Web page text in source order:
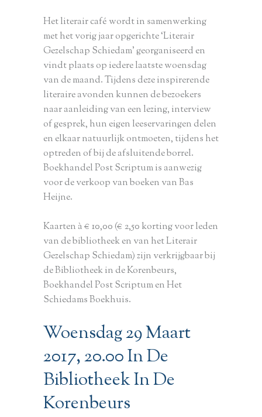
Het literair café wordt in samenwerking
met het vorig jaar opgerichte ‘Literair
Gezelschap Schiedam’ georganiseerd en
vindt plaats op iedere laatste woensdag
van de maand. Tijdens deze inspirerende
literaire avonden kunnen de bezoekers
naar aanleiding van een lezing, interview
of gesprek, hun eigen leeservaringen delen
en elkaar natuurlijk ontmoeten, tijdens het
optreden of bij de afsluitende borrel.
Boekhandel Post Scriptum is aanwezig
voor de verkoop van boeken van Bas
Heijne.
Kaarten à € 10,00 (€ 2,50 korting voor leden
van de bibliotheek en van het Literair
Gezelschap Schiedam) zijn verkrijgbaar bij
de Bibliotheek in de Korenbeurs,
Boekhandel Post Scriptum en Het
Schiedams Boekhuis.
Woensdag 29 Maart
2017, 20.00 In De
Bibliotheek In De
Korenbeurs